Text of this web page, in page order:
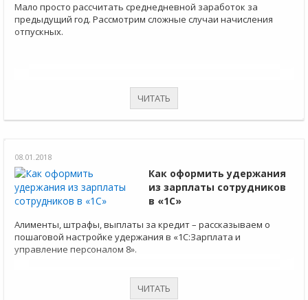
Мало просто рассчитать среднедневной заработок за
предыдущий год. Рассмотрим сложные случаи начисления
отпускных.
ЧИТАТЬ
08.01.2018
Как оформить удержания
из зарплаты сотрудников
в «1С»
Алименты, штрафы, выплаты за кредит – рассказываем о
пошаговой настройке удержания в «1С:Зарплата и
управление персоналом 8».
ЧИТАТЬ